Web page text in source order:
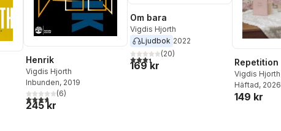
antal röster:
Henrik
Vigdis Hjorth
Inbunden, 2019
3,7utav 5 stjärnor. Totalt antal röster:
(6)
245 kr
Om bara
Vigdis Hjorth
Ljudbok 2022
3,4utav 5 stjärnor. Totalt antal röster:
(20)
169 kr Repetition
Vigdis Hjorth
Häftad, 2026
149 kr